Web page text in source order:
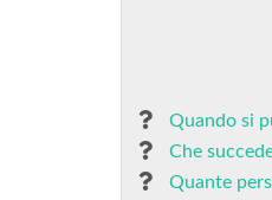
Quando si
Che
Quante